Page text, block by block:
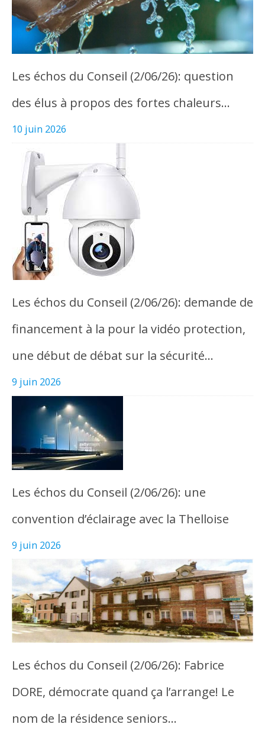
Les échos du Conseil (2/06/26): question
des élus à propos des fortes chaleurs…
10 juin 2026
Les échos du Conseil (2/06/26): demande de
financement à la pour la vidéo protection,
une début de débat sur la sécurité…
9 juin 2026
Les échos du Conseil (2/06/26): une
convention d’éclairage avec la Thelloise
9 juin 2026
Les échos du Conseil (2/06/26): Fabrice
DORE, démocrate quand ça l’arrange! Le
nom de la résidence seniors…